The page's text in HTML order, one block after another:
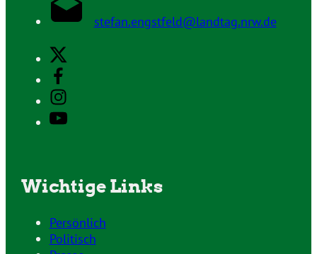
stefan.engstfeld@landtag.nrw.de
Wichtige Links
Persönlich
Politisch